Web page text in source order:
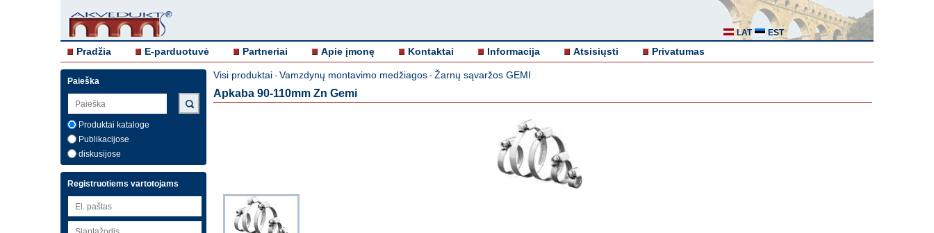
LAT EST
Pradžia E-parduotuvė Partneriai Apie įmonę Kontaktai Informacija Atsisiųsti Privatumas
Paieška
Produktai kataloge
Publikacijose
diskusijose
Registruotiems vartotojams
Visi produktai - Vamzdynų montavimo medžiagos - Žarnų sąvaržos GEMI
Apkaba 90-110mm Zn Gemi